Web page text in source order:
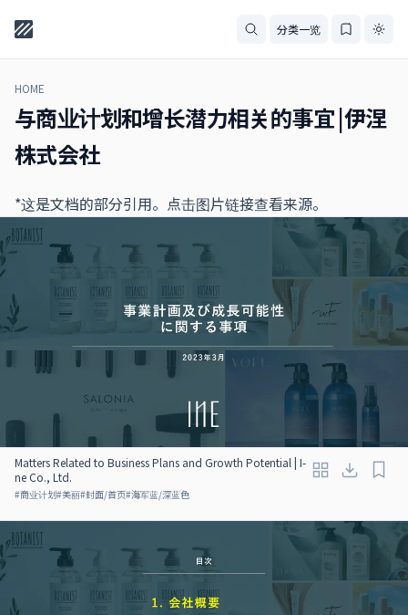
分类一览
HOME
与商业计划和增长潜力相关的事宜 |伊涅
株式会社
*这是文档的部分引用。点击图片链接查看来源。
Matters Related to Business Plans and Growth Potential | I-
ne Co., Ltd.
#商业计划#美丽#封面/首页#海军蓝/深蓝色